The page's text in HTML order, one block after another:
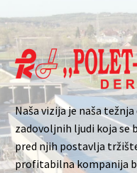
Naša vizija je naša
zadovoljnih ljudi koja se
pred njih postavlja
profitabilna kompanija